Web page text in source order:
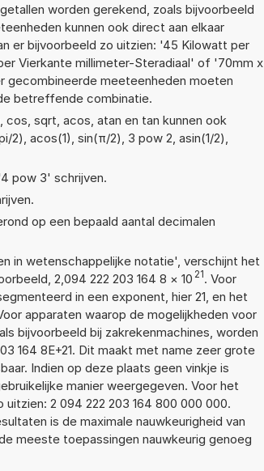
worden gerekend, zoals bijvoorbeeld
kunnen ook direct aan elkaar
er bijvoorbeeld zo uitzien: '45 Kilowatt per
Vierkante millimeter-Steradiaal' of '70mm x
gecombineerde meeteenheden moeten
betreffende combinatie.
sqrt, acos, atan en tan kunnen ook
acos(1), sin(π/2), 3 pow 2, asin(1/2),
pow 3' schrijven.
op een bepaald aantal decimalen
in wetenschappelijke notatie', verschijnt het
2,094 222 203 164 8 × 10 21. Voor
in een exponent, hier 21, en het
apparaten waarop de mogelijkheden voor
bijvoorbeeld bij zakrekenmachines, worden
164 8E+21. Dit maakt met name zeer grote
Indien op deze plaats geen vinkje is
manier weergegeven. Voor het
2 094 222 203 164 800 000 000.
is de maximale nauwkeurigheid van
meeste toepassingen nauwkeurig genoeg